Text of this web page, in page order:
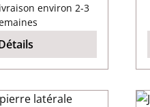
environ 2-3